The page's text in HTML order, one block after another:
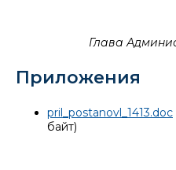
Глава
Приложения
pril_postanovl_1413.doc
байт)